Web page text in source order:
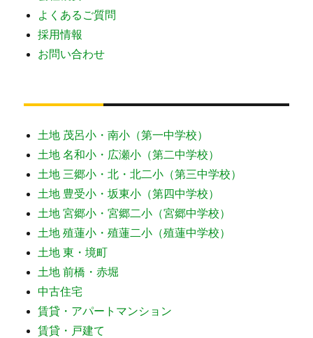
よくあるご質問
採用情報
お問い合わせ
土地 茂呂小・南小（第一中学校）
土地 名和小・広瀬小（第二中学校）
土地 三郷小・北・北二小（第三中学校）
土地 豊受小・坂東小（第四中学校）
土地 宮郷小・宮郷二小（宮郷中学校）
土地 殖蓮小・殖蓮二小（殖蓮中学校）
土地 東・境町
土地 前橋・赤堀
中古住宅
賃貸・アパートマンション
賃貸・戸建て